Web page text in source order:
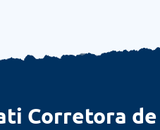
Corretora